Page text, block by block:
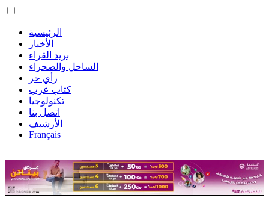
الرئيسية
الأخبار
بريد القراء
الساحل والصحراء
رأي حر
كتاب عرب
تكنولوجيا
اتصل بنا
الأرشيف
Français